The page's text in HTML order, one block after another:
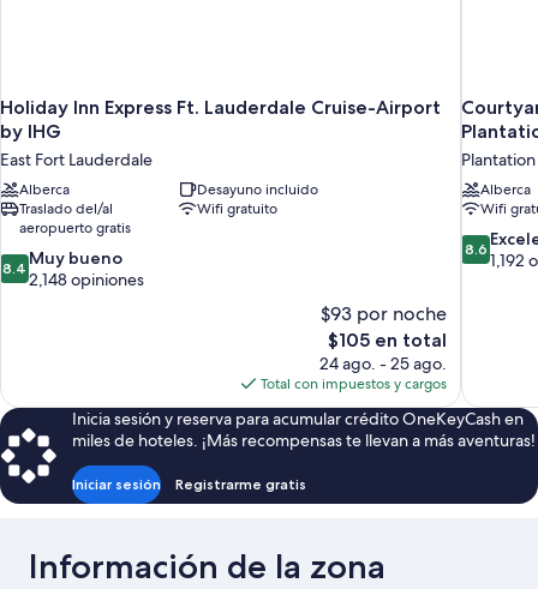
Holiday Inn Express Ft. Lauderdale Cruise-Airport
by IHG
East Fort Lauderdale
Alberca
Desayuno incluido
Traslado del/al
aeropuerto gratis
Wifi gratuito
8.4
de
8.4 Muy bueno
2,148 opiniones
$93 por noche
El
precio
actual
es
de
$105
$105 en total
24 ago. - 25 ago.
Total con impuestos y cargos
Plantation
Alberca
Wifi
8.6
de
8.6
1,192
Inicia sesión y reserva para acumular crédito OneKeyCash en
miles de hoteles. ¡Más recompensas te llevan a más aventuras!
Iniciar sesión Registrarme gratis
Información de la zona